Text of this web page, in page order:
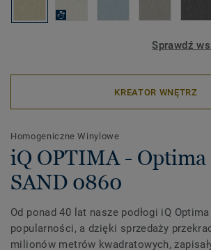
Sprawdź
KREATOR WNĘTRZ
Homogeniczne Winylowe
iQ OPTIMA - Optima
SAND 0860
Od ponad 40 lat nasze podłogi iQ
popularności, a dzięki sprzedaży
milionów metrów kwadratowych,